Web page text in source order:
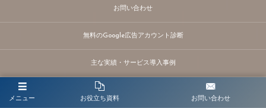
メニュー お役立ち資料 お問い合わせ
お問い合わせ
無料のGoogle広告アカウント診断
主な実績・サービス導入事例